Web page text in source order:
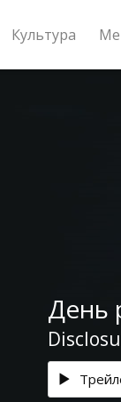
Культура
День